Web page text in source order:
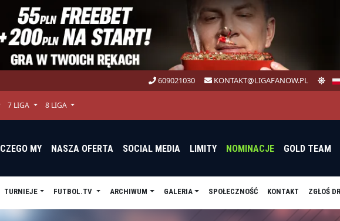
609021030 KONTAKT@LIGAFANOW.PL
7 LIGA 8 LIGA
MY NASZA OFERTA SOCIAL MEDIA LIMITY NOMINACJE GOLD TEAM
TURNIEJE FUTBOL.TV ARCHIWUM GALERIA SPOŁECZNOŚĆ KONTAKT ZGŁOŚ